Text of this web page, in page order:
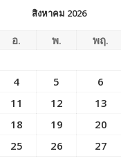
สิงหาคม 2026
อ. พ. พฤ.
4 5 6
11 12 13
18 19 20
25 26 27